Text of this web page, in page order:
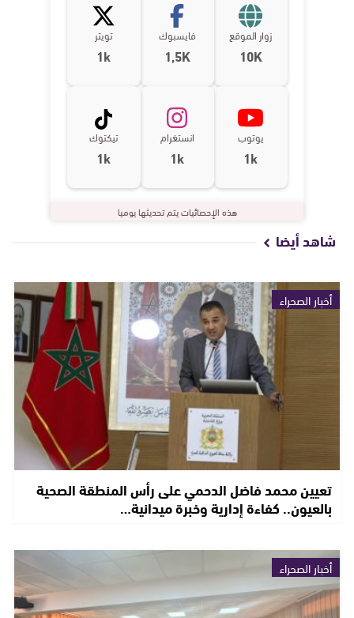
زوار الموقع
10K
فايسبوك
1,5K
تويتر
1k
يوتوب
1k
انستغرام
1k
تيكتوك
1k
هذه الإحصائيات يتم تحديثها يوميا
شاهد أيضا
أخبار الصحراء
تعيين محمد فاضل الدحمي على رأس المنطقة الصحية
بالعيون.. كفاءة إدارية وخبرة ميدانية…
أخبار الصحراء